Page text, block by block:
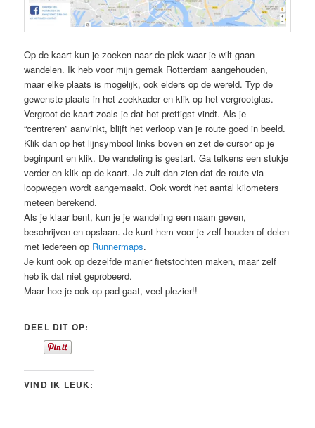
Op de kaart kun je zoeken naar de plek waar je wilt gaan
wandelen. Ik heb voor mijn gemak Rotterdam aangehouden,
maar elke plaats is mogelijk, ook elders op de wereld. Typ de
gewenste plaats in het zoekkader en klik op het vergrootglas.
Vergroot de kaart zoals je dat het prettigst vindt. Als je
“centreren” aanvinkt, blijft het verloop van je route goed in beeld.
Klik dan op het lijnsymbool links boven en zet de cursor op je
beginpunt en klik. De wandeling is gestart. Ga telkens een stukje
verder en klik op de kaart. Je zult dan zien dat de route via
loopwegen wordt aangemaakt. Ook wordt het aantal kilometers
meteen berekend.
Als je klaar bent, kun je je wandeling een naam geven,
beschrijven en opslaan. Je kunt hem voor je zelf houden of delen
met iedereen op Runnermaps.
Je kunt ook op dezelfde manier fietstochten maken, maar zelf
heb ik dat niet geprobeerd.
Maar hoe je ook op pad gaat, veel plezier!!
DEEL DIT OP:
VIND IK LEUK: